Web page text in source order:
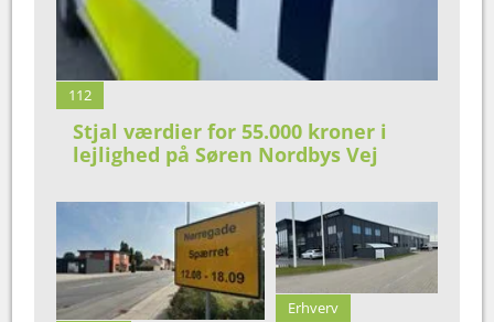
112
Stjal værdier for 55.000 kroner i
lejlighed på Søren Nordbys Vej
Erhverv